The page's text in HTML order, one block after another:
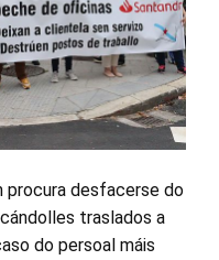
procura desfacerse do
traslados a
do persoal máis